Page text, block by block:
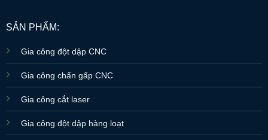
SẢN PHẨM:
Gia công đột dập CNC
Gia công chấn gấp CNC
Gia công cắt laser
Gia công đột dập hàng loạt